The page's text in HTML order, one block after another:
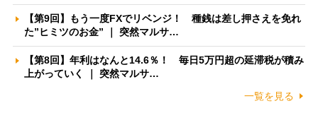
【第9回】もう一度FXでリベンジ！ 種銭は差し押さえを免れ
た”ヒミツのお金” ｜ 突然マルサ…
【第8回】年利はなんと14.6％！ 毎日5万円超の延滞税が積み
上がっていく ｜ 突然マルサ…
一覧を見る